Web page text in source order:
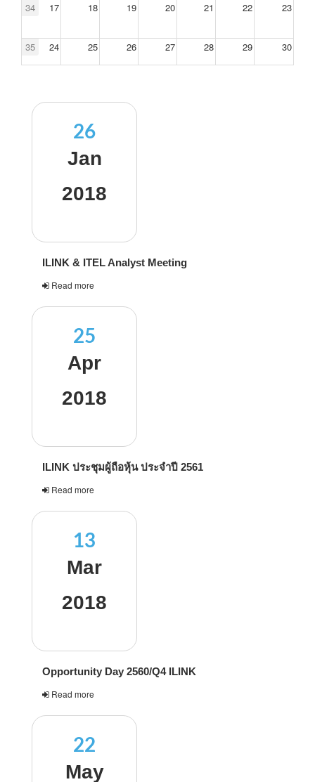
34 17 18 19 20 21 22 23
35 24 25 26 27 28 29 30
26
Jan
2018
ILINK & ITEL Analyst Meeting
Read more
25
Apr
2018
ILINK ประชุมผู้ถือหุ้น ประจำปี 2561
Read more
13
Mar
2018
Opportunity Day 2560/Q4 ILINK
Read more
22
May